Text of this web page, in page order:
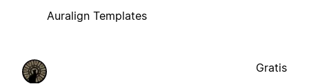
Auralign Templates
Gratis